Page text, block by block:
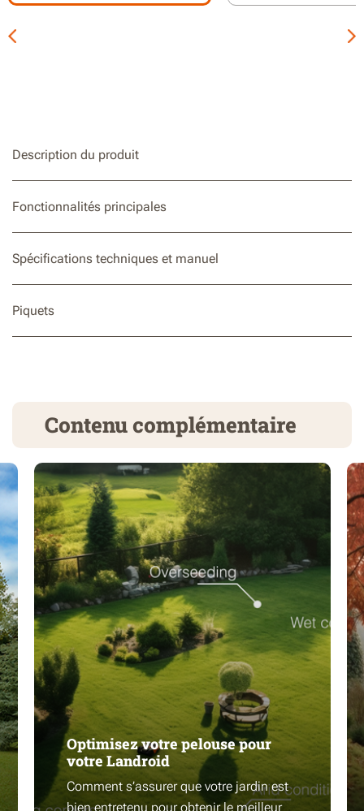
sortes de matériaux avec facilité.
Description du produit
Fonctionnalités principales
Spécifications techniques et manuel
Piquets
Contenu complémentaire
Optimisez votre pelouse pour
votre Landroid
Comment s’assurer que votre jardin est
bien entretenu pour obtenir le meilleur